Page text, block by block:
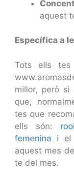
aquest
Específica a
Tots ells
millor, però
que,
tes que
ells són:
femenina i
aquest mes
te del mes.